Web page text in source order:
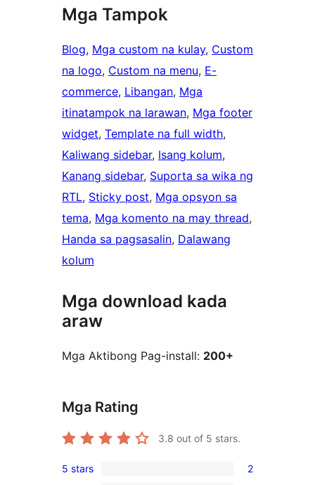
Mga Tampok
Blog, Mga custom na kulay, Custom
na logo, Custom na menu, E-
commerce, Libangan, Mga
itinatampok na larawan, Mga footer
widget, Template na full width
Kaliwang sidebar, Isang kolum
Kanang sidebar, Suporta sa wika ng
RTL, Sticky post, Mga opsyon sa
tema, Mga komento na may thread
Handa sa pagsasalin, Dalawang
kolum
Mga download kada
araw
Mga Aktibong Pag-install: 200+
Mga Rating
3.8 out of 5 stars.
2
5 stars
2